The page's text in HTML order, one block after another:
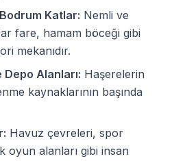
Katlar: Nemli ve
fare, hamam böceği gibi
mekanıdır.
Depo Alanları: Haşerelerin
kaynaklarının başında
Havuz çevreleri, spor
oyun alanları gibi insan